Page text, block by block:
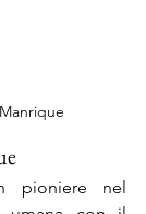
pioniere nel